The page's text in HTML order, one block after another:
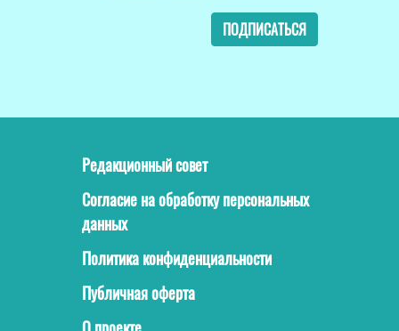
ПОДПИСАТЬСЯ
Редакционный совет
Согласие на обработку персональных
данных
Политика конфиденциальности
Публичная оферта